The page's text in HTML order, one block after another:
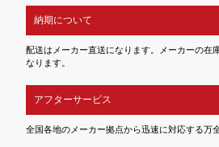
納期について
配送はメーカー直送になります。メーカーの在
なります。
アフターサービス
全国各地のメーカー拠点から迅速に対応する万